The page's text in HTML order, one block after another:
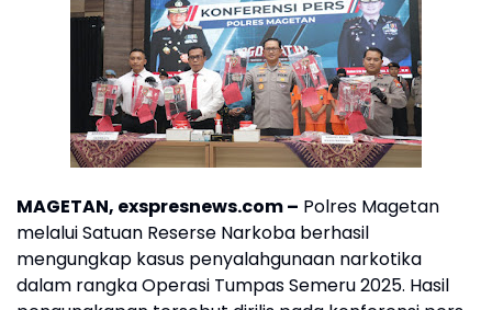
MAGETAN, exspresnews.com – Polres Magetan
melalui Satuan Reserse Narkoba berhasil
mengungkap kasus penyalahgunaan narkotika
dalam rangka Operasi Tumpas Semeru 2025. Hasil